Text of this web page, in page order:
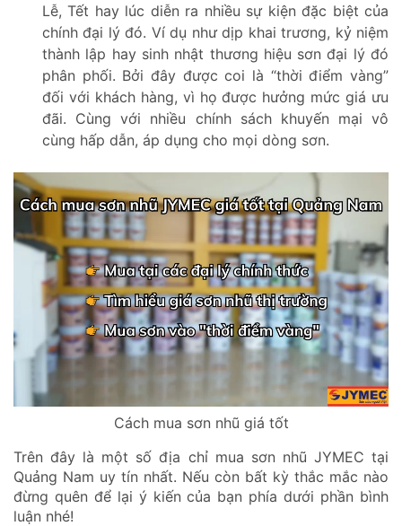
Lễ, Tết hay lúc diễn ra nhiều sự kiện đặc biệt của
chính đại lý đó. Ví dụ như dịp khai trương, kỷ niệm
thành lập hay sinh nhật thương hiệu sơn đại lý đó
phân phối. Bởi đây được coi là “thời điểm vàng”
đối với khách hàng, vì họ được hưởng mức giá ưu
đãi. Cùng với nhiều chính sách khuyến mại vô
cùng hấp dẫn, áp dụng cho mọi dòng sơn.
Cách mua sơn nhũ giá tốt
Trên đây là một số địa chỉ mua sơn nhũ JYMEC tại
Quảng Nam uy tín nhất. Nếu còn bất kỳ thắc mắc nào
đừng quên để lại ý kiến của bạn phía dưới phần bình
luận nhé!